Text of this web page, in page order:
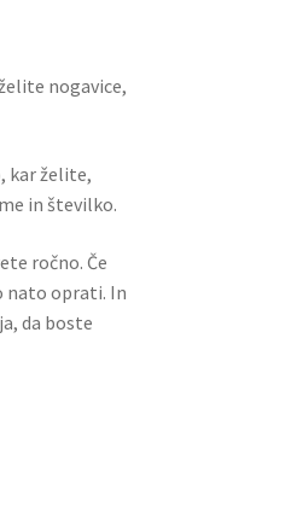
nogavice,
kar želite,
in številko.
ročno. Če
nato oprati. In
da boste